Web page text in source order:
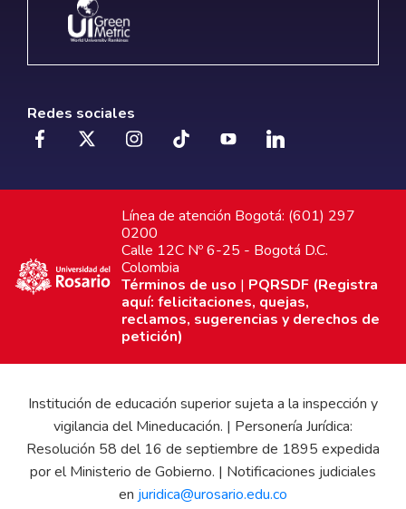
Redes sociales
Línea de atención Bogotá: (601) 297
0200
Calle 12C Nº 6-25 - Bogotá D.C.
Colombia
Términos de uso | PQRSDF (Registra
aquí: felicitaciones, quejas,
reclamos, sugerencias y derechos de
petición)
Institución de educación superior sujeta a la inspección y
vigilancia del Mineducación. | Personería Jurídica:
Resolución 58 del 16 de septiembre de 1895 expedida
por el Ministerio de Gobierno. | Notificaciones judiciales
en juridica@urosario.edu.co